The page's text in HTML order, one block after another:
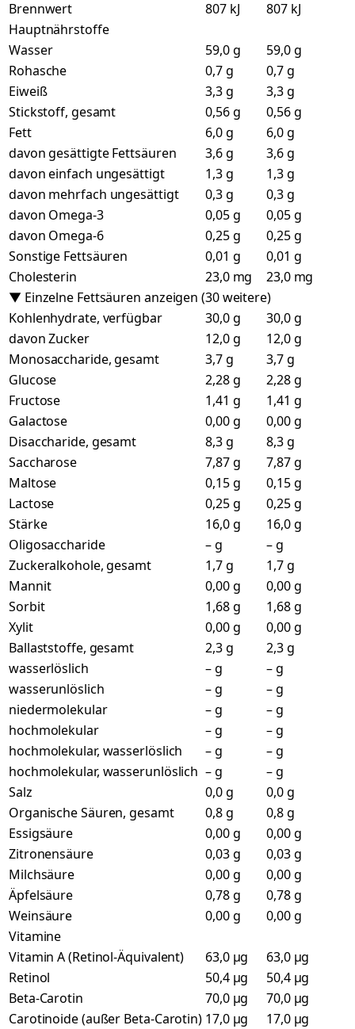
Brennwert 807 kJ
807 kJ
Hauptnährstoffe
Wasser
59,0 g
59,0 g
Rohasche
0,7 g
0,7 g
Eiweiß
3,3 g
3,3 g
Stickstoff, gesamt
0,56 g
0,56 g
Fett
6,0 g
6,0 g
davon gesättigte Fettsäuren
3,6 g
3,6 g
davon einfach ungesättigt
1,3 g
1,3 g
davon mehrfach ungesättigt
0,3 g
0,3 g
davon Omega-3
0,05 g
0,05 g
davon Omega-6
0,25 g
0,25 g
Sonstige Fettsäuren
0,01 g
0,01 g
Cholesterin
23,0 mg
23,0 mg
▼ Einzelne Fettsäuren anzeigen (30 weitere)
Kohlenhydrate, verfügbar
30,0 g
30,0 g
davon Zucker
12,0 g
12,0 g
Monosaccharide, gesamt
3,7 g
3,7 g
Glucose
2,28 g
2,28 g
Fructose
1,41 g
1,41 g
Galactose
0,00 g
0,00 g
Disaccharide, gesamt
8,3 g
8,3 g
Saccharose
7,87 g
7,87 g
Maltose
0,15 g
0,15 g
Lactose
0,25 g
0,25 g
Stärke
16,0 g
16,0 g
Oligosaccharide
– g
– g
Zuckeralkohole, gesamt
1,7 g
1,7 g
Mannit
0,00 g
0,00 g
Sorbit
1,68 g
1,68 g
Xylit
0,00 g
0,00 g
Ballaststoffe, gesamt
2,3 g
2,3 g
wasserlöslich
– g
– g
wasserunlöslich
– g
– g
niedermolekular
– g
– g
hochmolekular
– g
– g
hochmolekular, wasserlöslich
– g
– g
hochmolekular, wasserunlöslich – g
– g
Salz
0,0 g
0,0 g
Organische Säuren, gesamt
0,8 g
0,8 g
Essigsäure
0,00 g
0,00 g
Zitronensäure
0,03 g
0,03 g
Milchsäure
0,00 g
0,00 g
Äpfelsäure
0,78 g
0,78 g
Weinsäure
0,00 g
0,00 g
Vitamine
Vitamin A (Retinol-Äquivalent)
63,0 µg
63,0 µg
Retinol
50,4 µg
50,4 µg
Beta-Carotin
70,0 µg
70,0 µg
Carotinoide (außer Beta-Carotin) 17,0 µg
17,0 µg